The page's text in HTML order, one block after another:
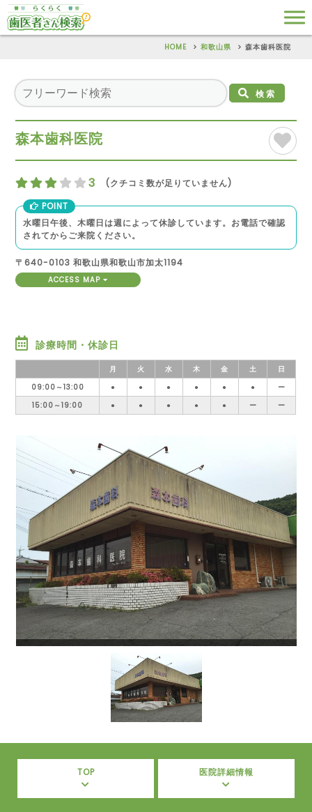
HOME 和歌山県 森本歯科医院
検索
森本歯科医院
3
(クチコミ数が足りていません)
POINT
水曜日午後、木曜日は週によって休診しています。お電話で確認
されてからご来院ください。
〒640-0103 和歌山県和歌山市加太1194
ACCESS MAP
診療時間・休診日
月 火 水 木 金 土
日
09:00～13:00
● ● ● ● ● ●
ー
15:00～19:00
● ● ● ● ● ー ー
TOP 医院詳細情報